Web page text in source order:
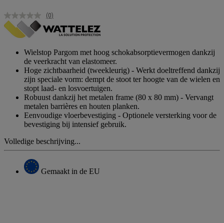
Geen
scorewaarde.
Dezelfde
(0)
Wielstop Pargom met hoog schokabsorptievermogen dankzij
de veerkracht van elastomeer.
Hoge zichtbaarheid (tweekleurig) - Werkt doeltreffend dankzij
zijn speciale vorm: dempt de stoot ter hoogte van de wielen en
stopt laad- en losvoertuigen.
Robuust dankzij het metalen frame (80 x 80 mm) - Vervangt
metalen barrières en houten planken.
Eenvoudige vloerbevestiging - Optionele versterking voor de
bevestiging bij intensief gebruik.
Volledige beschrijving...
Gemaakt in de EU